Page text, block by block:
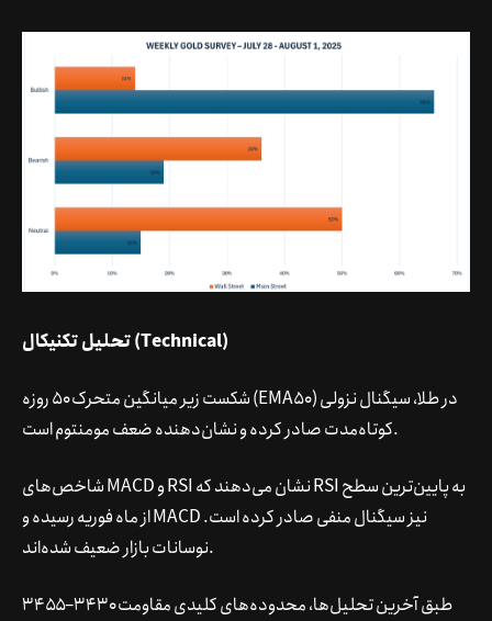
تحلیل تکنیکال (Technical)
شکست زیر میانگین متحرک ۵۰ روزه (EMA50) در طلا، سیگنال نزولی
کوتاه‌مدت صادر کرده و نشان‌دهنده ضعف مومنتوم است.
شاخص‌های MACD و RSI نشان می‌دهند که RSI به پایین‌ترین سطح
از ماه فوریه رسیده و MACD نیز سیگنال منفی صادر کرده است.
نوسانات بازار ضعیف شده‌اند.
طبق آخرین تحلیل‌ها، محدوده‌های کلیدی مقاومت ۳۴۳۰–۳۴۵۵